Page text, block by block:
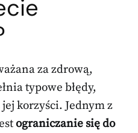
za zdrową,
typowe błędy,
korzyści. Jednym z
ograniczanie się do